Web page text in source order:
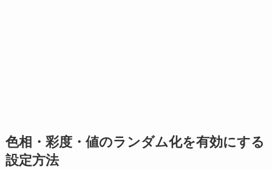
色相・彩度・値のランダム化を有効にする
設定方法